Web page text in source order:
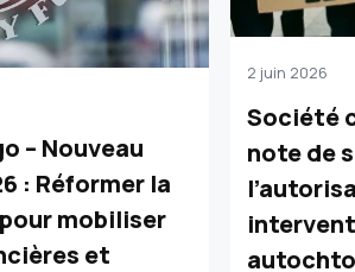
– Nouveau
: Réformer la
mobiliser
et
2 juin 2026
Société
note de